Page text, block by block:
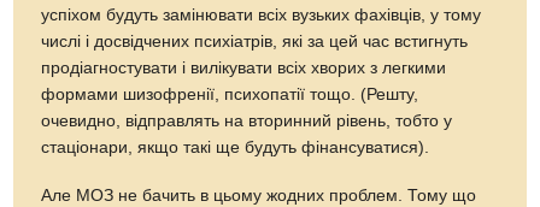
успіхом будуть замінювати всіх вузьких фахівців, у тому
числі і досвідчених психіатрів, які за цей час встигнуть
продіагностувати і вилікувати всіх хворих з легкими
формами шизофренії, психопатії тощо. (Решту,
очевидно, відправлять на вторинний рівень, тобто у
стаціонари, якщо такі ще будуть фінансуватися).
Але МОЗ не бачить в цьому жодних проблем. Тому що